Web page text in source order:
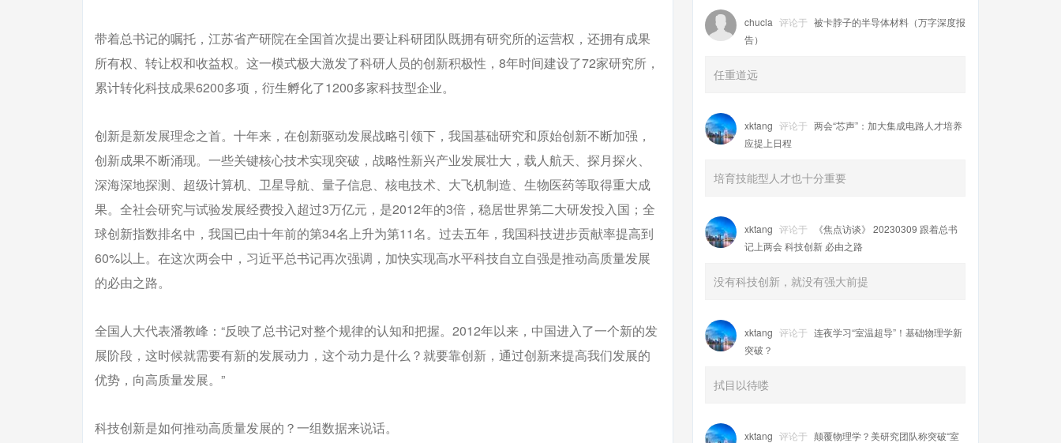
带着总书记的嘱托，江苏省产研院在全国首次提出要让科研团队既拥有研究所的运营权，还拥有成果
所有权、转让权和收益权。这一模式极大激发了科研人员的创新积极性，8年时间建设了72家研究所，
累计转化科技成果6200多项，衍生孵化了1200多家科技型企业。
创新是新发展理念之首。十年来，在创新驱动发展战略引领下，我国基础研究和原始创新不断加强，
创新成果不断涌现。一些关键核心技术实现突破，战略性新兴产业发展壮大，载人航天、探月探火、
深海深地探测、超级计算机、卫星导航、量子信息、核电技术、大飞机制造、生物医药等取得重大成
果。全社会研究与试验发展经费投入超过3万亿元，是2012年的3倍，稳居世界第二大研发投入国；全
球创新指数排名中，我国已由十年前的第34名上升为第11名。过去五年，我国科技进步贡献率提高到
60%以上。在这次两会中，习近平总书记再次强调，加快实现高水平科技自立自强是推动高质量发展
的必由之路。
全国人大代表潘教峰：“反映了总书记对整个规律的认知和把握。2012年以来，中国进入了一个新的发
展阶段，这时候就需要有新的发展动力，这个动力是什么？就要靠创新，通过创新来提高我们发展的
优势，向高质量发展。”
科技创新是如何推动高质量发展的？一组数据来说话。
chucla 评论于 被卡脖子的半导体材料（万字深度报
告）
任重道远
xktang 评论于 两会“芯声”：加大集成电路人才培养
应提上日程
培育技能型人才也十分重要
xktang 评论于
《焦点访谈》 20230309 跟着总书
记上两会 科技创新 必由之路
没有科技创新，就没有强大前提
xktang 评论于 连夜学习“室温超导”！基础物理学新
突破？
拭目以待喽
xktang 评论于 颠覆物理学？美研究团队称突破“室